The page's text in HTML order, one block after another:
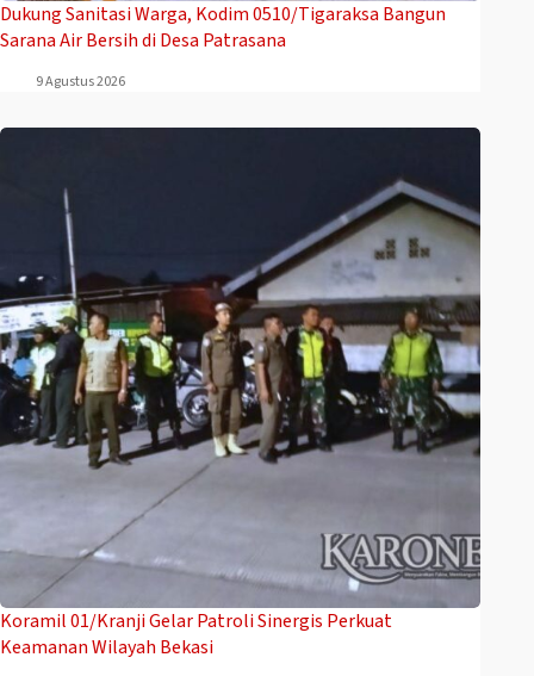
Dukung Sanitasi Warga, Kodim 0510/Tigaraksa Bangun
Sarana Air Bersih di Desa Patrasana
9 Agustus 2026
Koramil 01/Kranji Gelar Patroli Sinergis Perkuat
Keamanan Wilayah Bekasi